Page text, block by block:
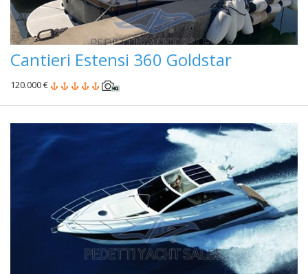
Cantieri Estensi 360 Goldstar
120.000 €